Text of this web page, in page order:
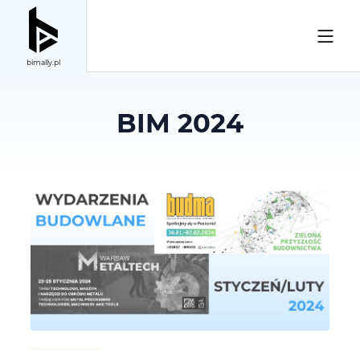
bimally.pl
BIM 2024